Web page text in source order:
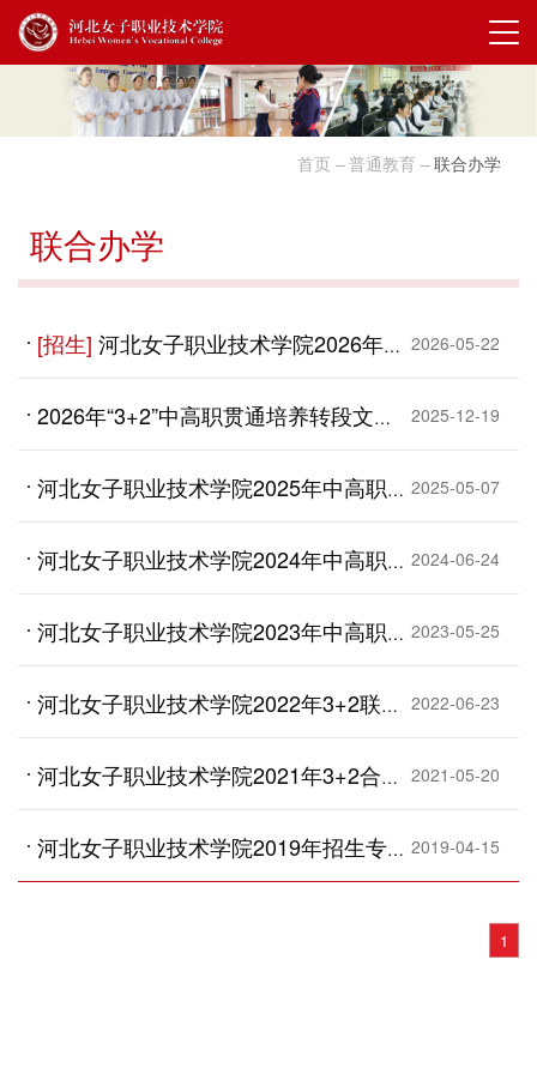
首页 普通教育 联合办学
联合办学
2026-05-22
[招生] 河北女子职业技术学院2026年职业教育贯通培养项目
2025-12-19
2026年“3+2”中高职贯通培养转段文化测试成绩查询
2025-05-07
河北女子职业技术学院2025年中高职贯通项目明细
2024-06-24
河北女子职业技术学院2024年中高职贯通培养3+2联办院校及招生计划
2023-05-25
河北女子职业技术学院2023年中高职贯通办学及招生专业
2022-06-23
河北女子职业技术学院2022年3+2联合办学及招生专业
2021-05-20
河北女子职业技术学院2021年3+2合作学校及招生专业
2019-04-15
河北女子职业技术学院2019年招生专业订单班
1